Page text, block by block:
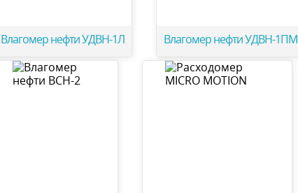
Влагомер нефти УДВН-1Л Влагомер нефти УДВН-1ПМ